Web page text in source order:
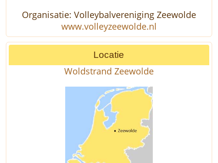
Organisatie: Volleybalvereniging Zeewolde
www.volleyzeewolde.nl
Locatie
Woldstrand Zeewolde